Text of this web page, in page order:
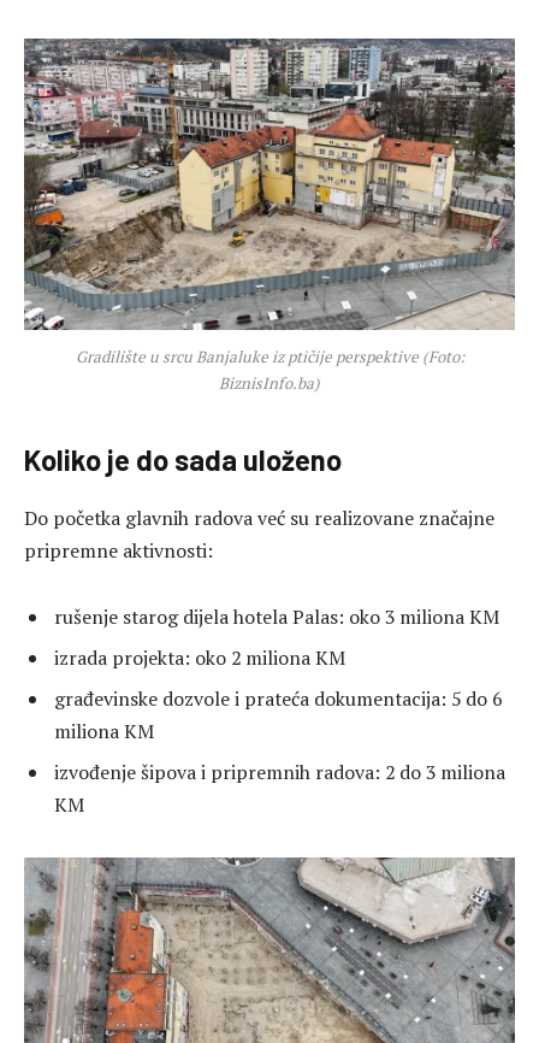
Gradilište u srcu Banjaluke iz ptičije perspektive (Foto:
BiznisInfo.ba)
Koliko je do sada uloženo
Do početka glavnih radova već su realizovane značajne
pripremne aktivnosti:
rušenje starog dijela hotela Palas: oko 3 miliona KM
izrada projekta: oko 2 miliona KM
građevinske dozvole i prateća dokumentacija: 5 do 6
miliona KM
izvođenje šipova i pripremnih radova: 2 do 3 miliona
KM